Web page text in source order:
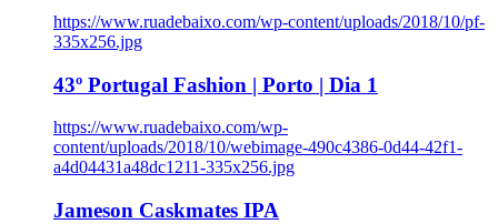
https://www.ruadebaixo.com/wp-content/uploads/2018/10/pf-
335x256.jpg
43º Portugal Fashion | Porto | Dia 1
https://www.ruadebaixo.com/wp-
content/uploads/2018/10/webimage-490c4386-0d44-42f1-
a4d04431a48dc1211-335x256.jpg
Jameson Caskmates IPA